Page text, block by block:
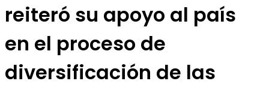
reiteró su apoyo al país
en el proceso de
diversificación de las